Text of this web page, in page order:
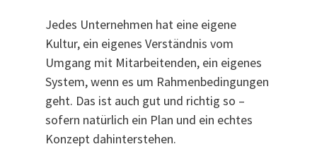
Jedes Unternehmen hat eine eigene
Kultur, ein eigenes Verständnis vom
Umgang mit Mitarbeitenden, ein eigenes
System, wenn es um Rahmenbedingungen
geht. Das ist auch gut und richtig so –
sofern natürlich ein Plan und ein echtes
Konzept dahinterstehen.